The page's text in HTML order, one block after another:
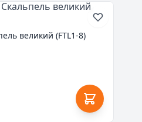
великий (FTL1-8)